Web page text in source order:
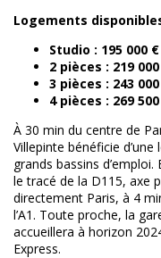
Logements
Studio : 195 000 €
2 pièces : 219
3 pièces : 243
4 pièces : 269
À 30 min du centre de
Villepinte bénéficie
grands bassins
le tracé de la D115, axe
directement Paris, à 4
l’A1. Toute proche, la
accueillera à horizon
Express.